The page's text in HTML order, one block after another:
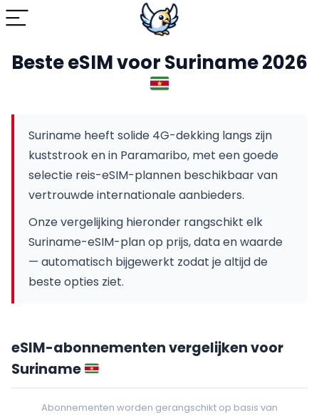
Beste eSIM voor Suriname 2026
Suriname heeft solide 4G-dekking langs zijn
kuststrook en in Paramaribo, met een goede
selectie reis-eSIM-plannen beschikbaar van
vertrouwde internationale aanbieders.
Onze vergelijking hieronder rangschikt elk
Suriname-eSIM-plan op prijs, data en waarde
— automatisch bijgewerkt zodat je altijd de
beste opties ziet.
eSIM-abonnementen vergelijken voor
Suriname
Abonnementen worden gerangschikt op basis van